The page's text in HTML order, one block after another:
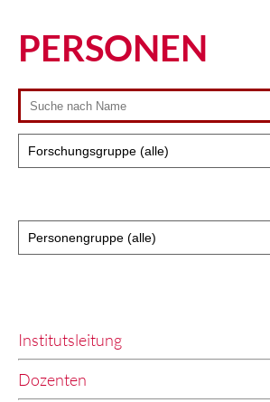
PERSONEN
Institutsleitung
Dozenten